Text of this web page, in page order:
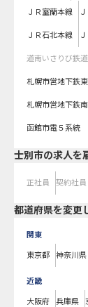
ＪＲ室蘭本線
ＪＲ石北本線
道南いさりび鉄道
札幌市営地下鉄
札幌市営地下鉄
函館市電５系統
士別市の求人を
正社員 契約社員
都道府県を変更
関東
東京都 神奈川県
近畿
大阪府 兵庫県